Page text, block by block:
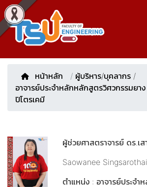
หน้าหลัก / ผู้บริหาร/บุคลากร /
อาจารย์ประจำหลักหลักสูตรวิศวกรรมยาง
ปิโตรเคมี
ผู้ช่วยศาสตราจารย์ ดร.เ
Saowanee Singsarothai
ตำแหน่ง : อาจารย์ประจำ